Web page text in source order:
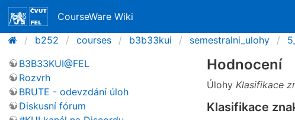
CourseWare Wiki
b252
courses b3b33kui semestralni_ulohy
B3B33KUI@FEL
Rozvrh
BRUTE - odevzdání úloh
Diskusní fórum
Hodnocení
Úlohy Klasifikace
Klasifikace